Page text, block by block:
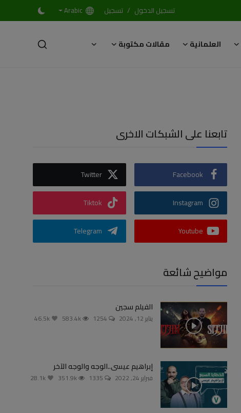
تسجيل الدخول / تسجيل Arabic
العلمانية
مقالات مكتوبة
تابعنا على الشبكات الاخرى
Facebook
Twitter
Instagram
Tiktok
Youtube
Telegram
مواضيح شائعة
الفيلم سجين
يناير 12, 2024 1254
583.4k
إبراهيم عيسى..الوجه والوجه الآخر
فبراير 24, 2022 1335
351.9k